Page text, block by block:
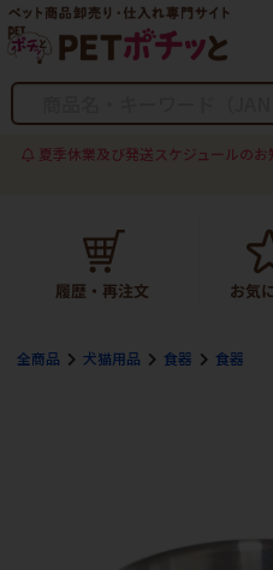
夏季休業及び発送スケジュールのお
全商品 犬猫用品 食器 食器